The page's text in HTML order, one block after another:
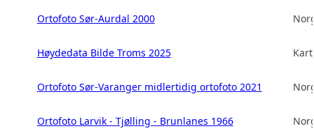
Ortofoto Sør-Aurdal 2000
Høydedata Bilde Troms 2025
Ortofoto Sør-Varanger midlertidig ortofoto 2021
Ortofoto Larvik - Tjølling - Brunlanes 1966